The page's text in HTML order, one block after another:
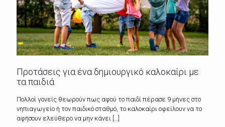
Προτάσεις για ένα δημιουργικό καλοκαίρι με
τα παιδιά
Πολλοί γονείς θεωρούν πως αφού το παιδί πέρασε 9 μήνες στο
νηπιαγωγείο ή τον παιδικό σταθμό, το καλοκαίρι οφείλουν να το
αφήσουν ελεύθερο να μην κάνει